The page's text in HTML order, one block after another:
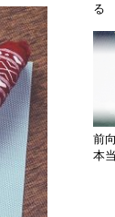
る
前
本